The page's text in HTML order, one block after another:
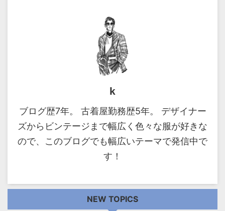
k
ブログ歴7年。 古着屋勤務歴5年。 デザイナー
ズからビンテージまで幅広く色々な服が好きな
ので、このブログでも幅広いテーマで発信中で
す！
NEW TOPICS